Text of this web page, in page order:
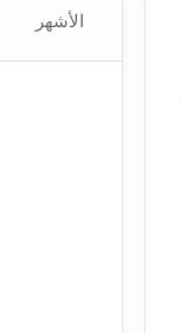
الأشهر